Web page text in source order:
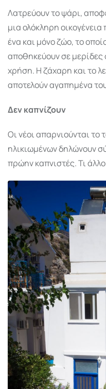
Λατρεύουν το ψάρι,
μια ολόκληρη
ένα και μόνο ζώο, το
αποθηκεύουν σε μερίδες
χρήση. Η ζάχαρη και το
αποτελούν αγαπημένα
Δεν καπνίζουν
Οι νέοι απαρνιούνται το
ηλικιωμένων δηλώνουν
πρώην καπνιστές. Τι